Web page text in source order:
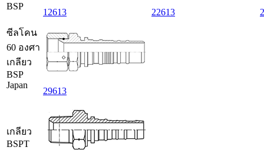
BSP
12613 22613
ซีลโคน
60 องศา
เกลียว
BSP
Japan
29613
เกลียว
BSPT